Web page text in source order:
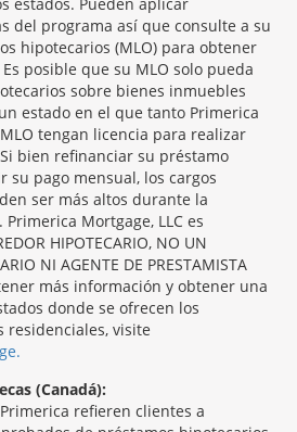
del programa así que consulte a su
hipotecarios (MLO) para obtener
posible que su MLO solo pueda
sobre bienes inmuebles
estado en el que tanto Primerica
tengan licencia para realizar
bien refinanciar su préstamo
su pago mensual, los cargos
ser más altos durante la
Mortgage, LLC es
HIPOTECARIO, NO UN
NI AGENTE DE PRESTAMISTA
más información y obtener una
donde se ofrecen los
residenciales, visite
(Canadá):
refieren clientes a